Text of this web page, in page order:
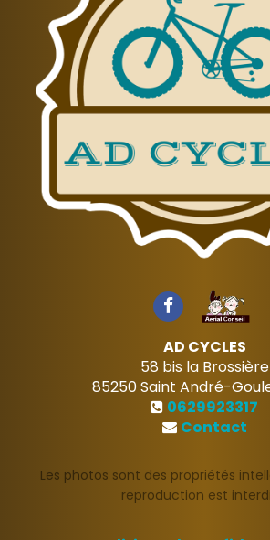
AD CYCLES
58 bis la Brossière
85250Saint André-
0629923317
Contact
Les photos sont des propriétés
reproduction est